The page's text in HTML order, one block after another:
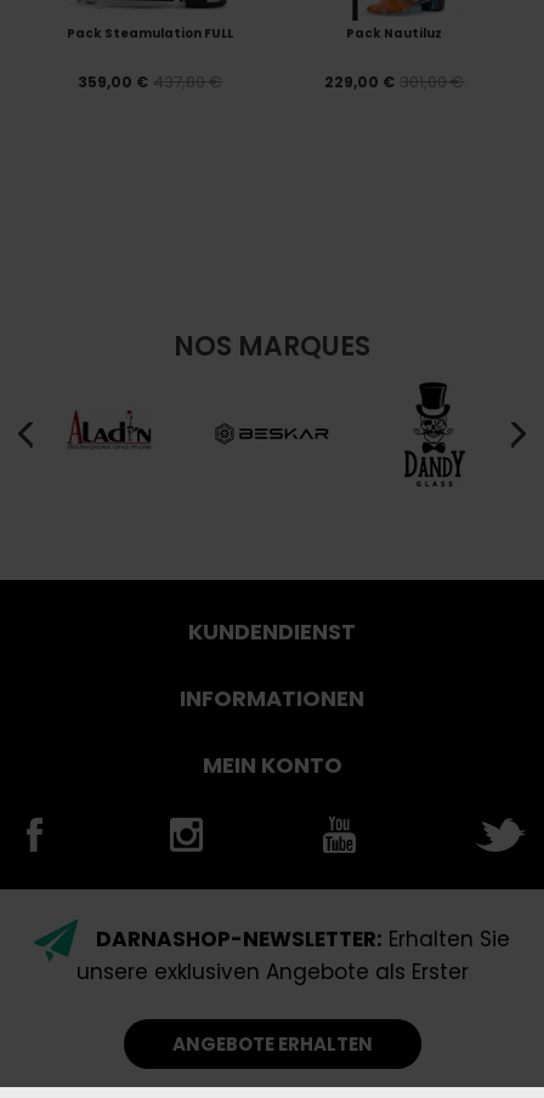
Pack Steamulation FULL
359,00 € 437,80 €
Pack Nautiluz
229,00 € 301,00 €
NOS MARQUES
KUNDENDIENST
INFORMATIONEN
MEIN KONTO
DARNASHOP-NEWSLETTER: Erhalten Sie
unsere exklusiven Angebote als Erster
ANGEBOTE ERHALTEN